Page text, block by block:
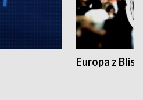
Europa z